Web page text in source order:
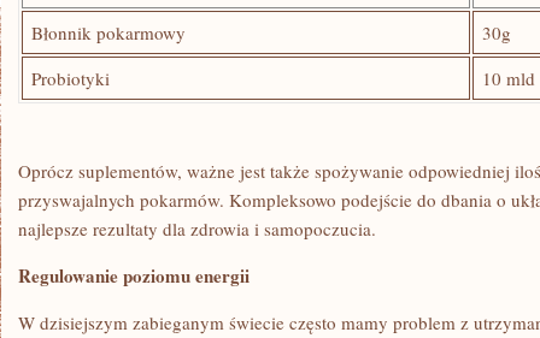
Błonnik pokarmowy
30g
Probiotyki
10‍
Oprócz suplementów, ważne jest także spożywanie odpowiedniej
przyswajalnych pokarmów. Kompleksowo podejście do dbania o⁢
najlepsze rezultaty⁣ dla zdrowia ⁤i⁢ samopoczucia.
Regulowanie⁤ poziomu ⁢energii
W dzisiejszym zabieganym świecie często mamy problem z